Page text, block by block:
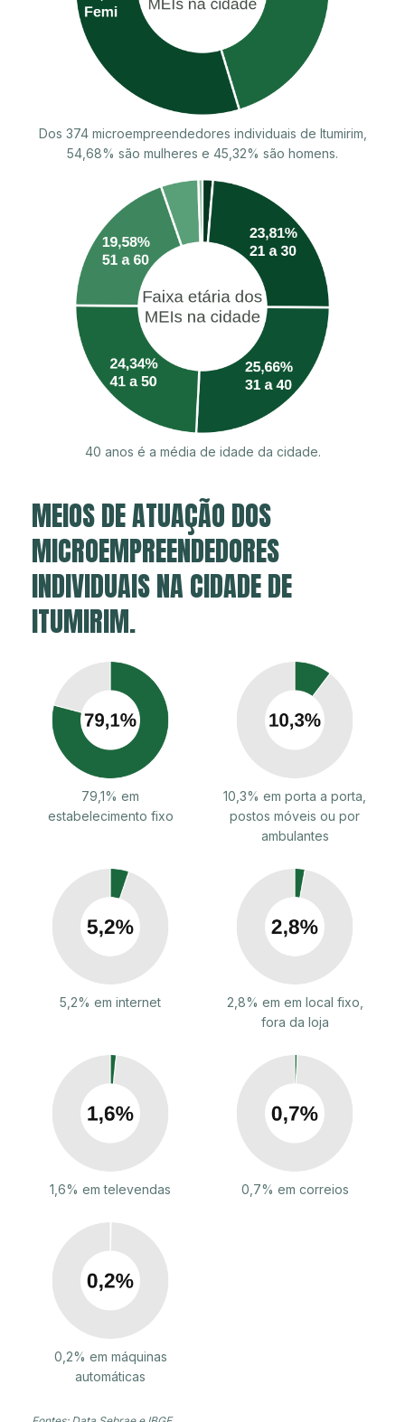
Dos 374 microempreendedores individuais de Itumirim,
54,68% são mulheres e 45,32% são homens.
40 anos é a média de idade da cidade.
MEIOS DE ATUAÇÃO DOS
MICROEMPREENDEDORES
INDIVIDUAIS NA CIDADE DE
ITUMIRIM.
79,1% em
estabelecimento fixo
10,3% em porta a porta,
postos móveis ou por
ambulantes
5,2% em internet
2,8% em em local fixo,
fora da loja
1,6% em televendas 0,7% em correios
0,2% em máquinas
automáticas